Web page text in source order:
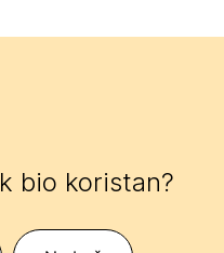
bio koristan?